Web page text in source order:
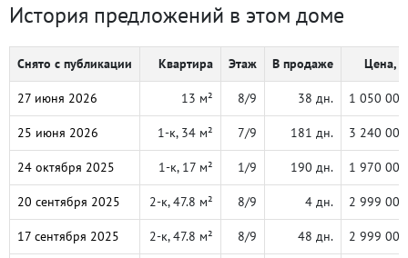
История предложений в этом доме
Снято с публикации Квартира Этаж В продаже Цена, ₽
27 июня 2026 13 м² 8/9 38 дн. 1 050 000
25 июня 2026 1-к, 34 м² 7/9 181 дн. 3 240 000
24 октября 2025 1-к, 17 м² 1/9 190 дн. 1 970 000
20 сентября 2025 2-к, 47.8 м² 8/9 4 дн. 2 999 000
17 сентября 2025 2-к, 47.8 м² 8/9 48 дн. 2 999 000